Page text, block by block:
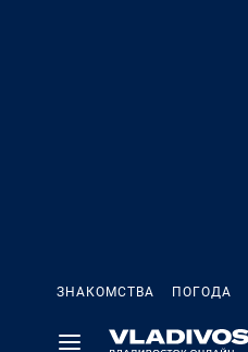
ЗНАКОМСТВА ПОГОДА